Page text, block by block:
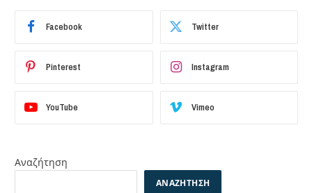
Facebook Twitter
Pinterest Instagram
YouTube Vimeo
Αναζήτηση
ΑΝΑΖΉΤΗΣΗ